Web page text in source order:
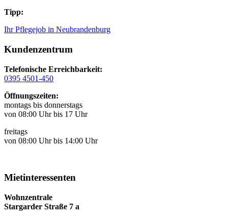
Tipp:
Ihr Pflegejob in Neubrandenburg
Kundenzentrum
Telefonische Erreichbarkeit:
0395 4501-450
Öffnungszeiten:
montags bis donnerstags
von 08:00 Uhr bis 17 Uhr
freitags
von 08:00 Uhr bis 14:00 Uhr
Mietinteressenten
Wohnzentrale
Stargarder Straße 7 a